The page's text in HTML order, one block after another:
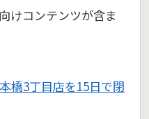
コンテンツが含ま
橋3丁目店を15日で閉